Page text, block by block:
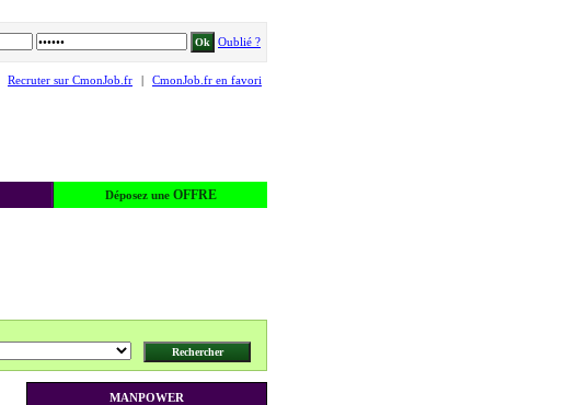
Oublié ?
Recruter sur CmonJob.fr | CmonJob.fr en favori
Déposez une OFFRE
MANPOWER